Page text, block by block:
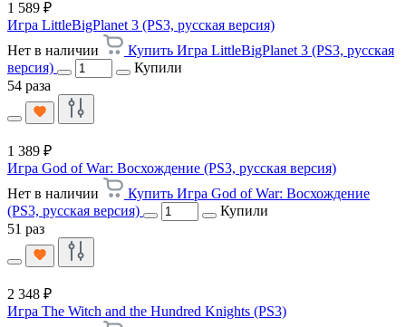
1 589 ₽
Игра LittleBigPlanet 3 (PS3, русская версия)
Нет в наличии
Купить Игра LittleBigPlanet 3 (PS3, русская
версия)
Купили
54 раза
1 389 ₽
Игра God of War: Восхождение (PS3, русская версия)
Нет в наличии
Купить Игра God of War: Восхождение
(PS3, русская версия)
Купили
51 раз
2 348 ₽
Игра The Witch and the Hundred Knights (PS3)